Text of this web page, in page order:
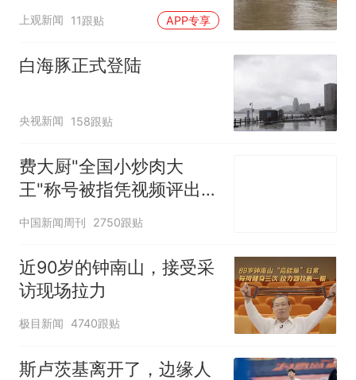
排，建议市民尽量避免附
上观新闻 11跟贴 APP专享
白海豚正式登陆
央视新闻 158跟贴
费大厨"全国小炒肉大
王"称号被指凭视频评出
官方回应
中国新闻周刊 2750跟贴
近90岁的钟南山，接受采
访现场拉力
极目新闻 4740跟贴
斯卢茨基离开了，边缘人